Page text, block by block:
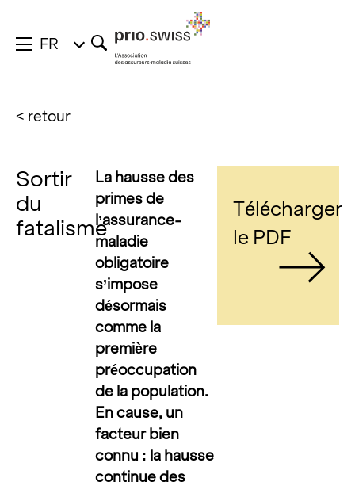
FR
< retour
Sortir
du
fatalisme
La hausse des
primes de
l’assurance-
maladie
obligatoire
s’impose
désormais
comme la
première
préoccupation
de la population.
En cause, un
facteur bien
connu : la hausse
continue des
Télécharger
le PDF